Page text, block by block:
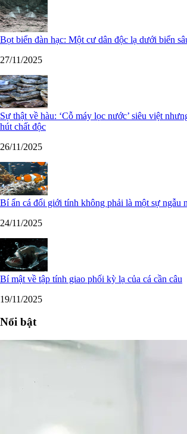
Bọt biển đàn hạc: Một cư dân độc lạ dưới biển
27/11/2025
Sự thật về hàu: ‘Cỗ máy lọc nước’ siêu việt
hút chất độc
26/11/2025
Bí ẩn cá đổi giới tính không phải là một sự ngẫu
24/11/2025
Bí mật về tập tính giao phối kỳ lạ của cá cần câu
19/11/2025
Nổi bật